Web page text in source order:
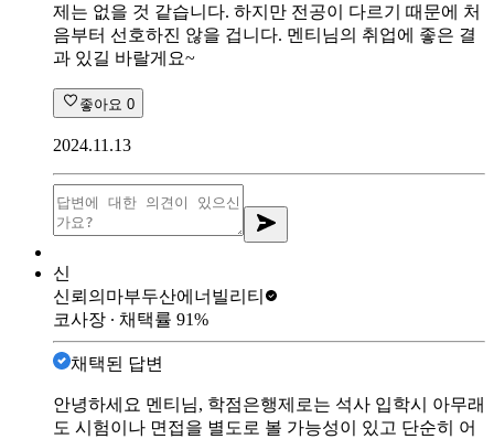
제는 없을 것 같습니다. 하지만 전공이 다르기 때문에 처
음부터 선호하진 않을 겁니다. 멘티님의 취업에 좋은 결
과 있길 바랄게요~
좋아요 0
2024.11.13
신
신뢰의마부두산에너빌리티
코사장 ∙ 채택률 91%
채택된 답변
안녕하세요 멘티님, 학점은행제로는 석사 입학시 아무래
도 시험이나 면접을 별도로 볼 가능성이 있고 단순히 어